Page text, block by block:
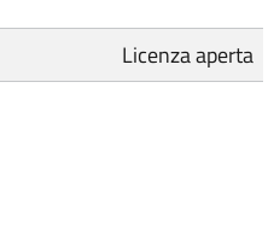
Licenza aperta